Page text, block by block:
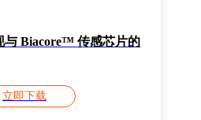
与 Biacore™ 传感芯片的
立即下载